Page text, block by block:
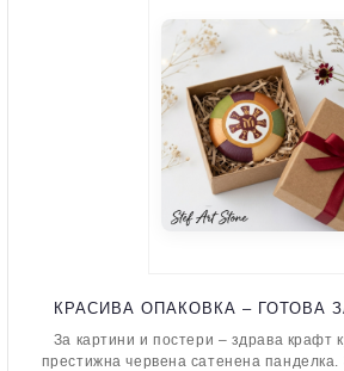
КРАСИВА ОПАКОВКА – ГОТОВА
За картини и постери – здрава крафт
престижна червена сатенена